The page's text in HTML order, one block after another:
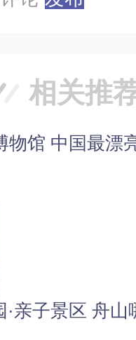
相关推
物馆 中国最漂
亲子景区 舟